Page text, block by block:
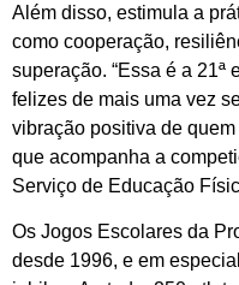
Além disso, estimula a
como cooperação,
superação. “Essa é a 21ª
felizes de mais uma vez
vibração positiva de
que acompanha a
Serviço de Educação
Os Jogos Escolares da
desde 1996, e em